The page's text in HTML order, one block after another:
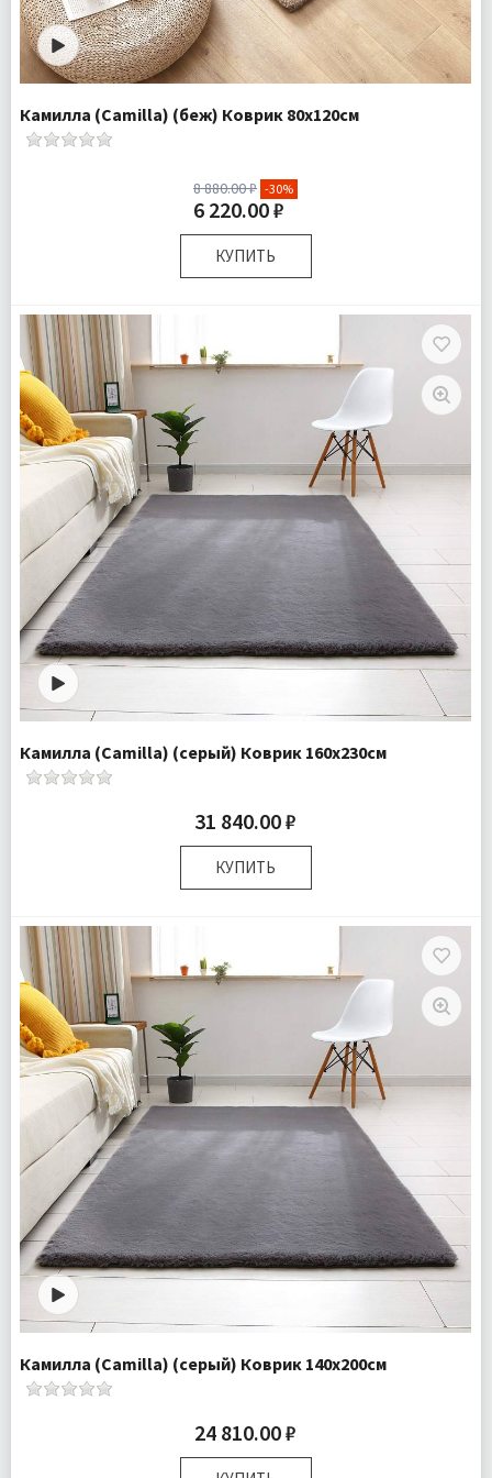
Камилла (Camilla) (беж) Коврик 80х120см
8 880.00 ₽ -30%
6 220.00 ₽
КУПИТЬ
Плотность:
2050 гр/м
Комплектация:
Коврик 1 шт
Ткань:
Искусcтвенный мех
Доставка:
Бесплатно
Камилла (Camilla) (серый) Коврик 160х230см
31 840.00 ₽
КУПИТЬ
Плотность:
2050 гр/м
Комплектация:
Коврик 1 шт
Ткань:
Искусcтвенный мех
Доставка:
Бесплатно
Камилла (Camilla) (серый) Коврик 140х200см
24 810.00 ₽